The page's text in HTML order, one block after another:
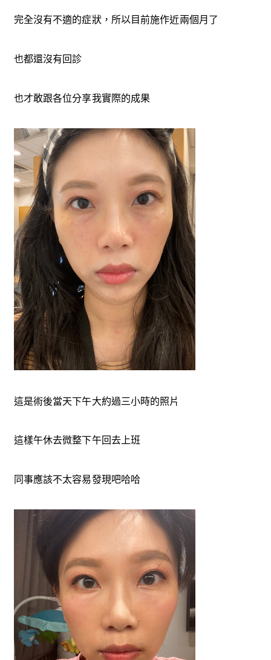
完全沒有不適的症狀，所以目前施作近兩個月了
也都還沒有回診
也才敢跟各位分享我實際的成果
這是術後當天下午大約過三小時的照片
這樣午休去微整下午回去上班
同事應該不太容易發現吧哈哈